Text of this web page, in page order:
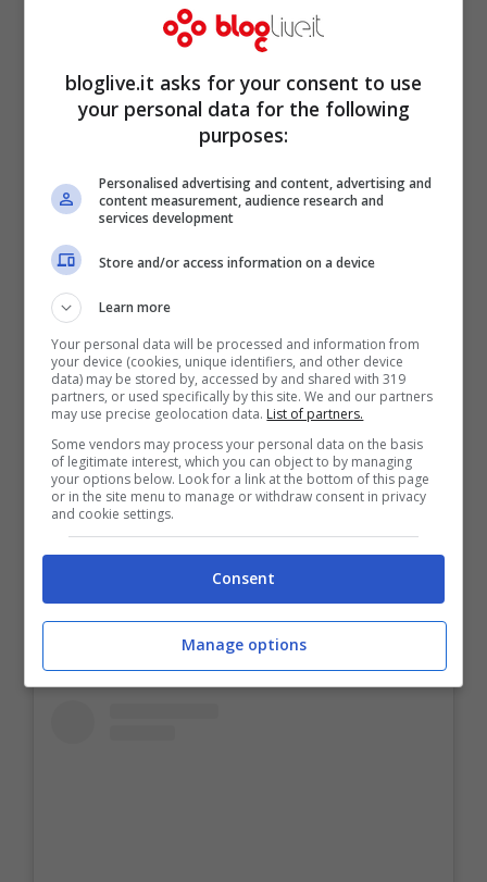
Si è esibita insieme ad un ragazzo in un
volo dell’angelo, una presa di danza
rivisitata e corretta per l’occasione. In
genere, infatti, il ballerino alza con le mani
la partner, poggiandole sui fianchi, al lati
del ventre. In questo caso, il ragazzo è
steso a terra e tiene laDe Paniciscon i
piedi, appoggiati sul basso ventre,
nell’inguine di fatto.
bloglive.it asks for your consent to use
your personal data for the following
purposes:
Personalised advertising and content, advertising and
content measurement, audience research and
services development
Store and/or access information on a device
Learn more
Your personal data will be processed and information from
your device (cookies, unique identifiers, and other device
data) may be stored by, accessed by and shared with 319
partners, or used specifically by this site. We and our partners
may use precise geolocation data. List of partners.
Some vendors may process your personal data on the basis
of legitimate interest, which you can object to by managing
your options below. Look for a link at the bottom of this page
or in the site menu to manage or withdraw consent in privacy
and cookie settings.
Consent
Manage options